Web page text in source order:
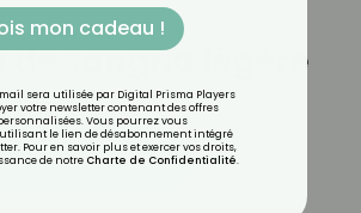
de sangria légère
11 menus CROQ
mon cadeau !
sera utilisée par Digital Prisma Players
votre newsletter contenant des offres
Vous pourrez vous
le lien de désabonnement intégré
Pour en savoir plus et exercer vos droits,
de notre Charte de Confidentialité.